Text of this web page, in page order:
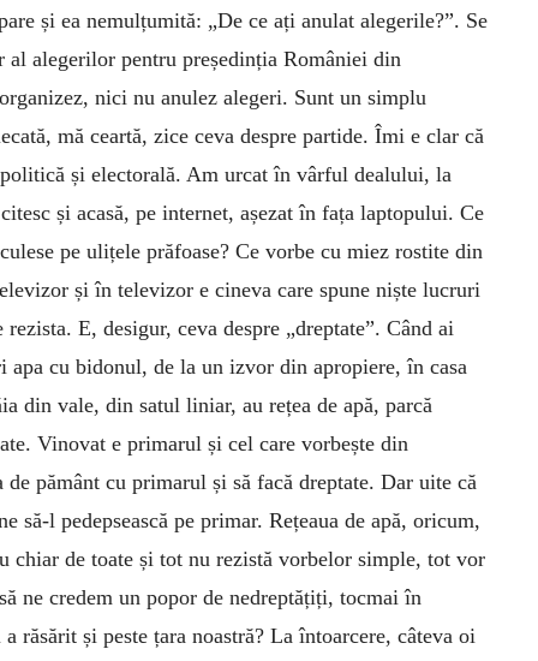
și ea nemulțumită: „De ce ați anulat alegerile?”. Se
alegerilor pentru președinția României din
nici nu anulez alegeri. Sunt un simplu
mă ceartă, zice ceva despre partide. Îmi e clar că
și electorală. Am urcat în vârful dealului, la
și acasă, pe internet, așezat în fața laptopului. Ce
pe ulițele prăfoase? Ce vorbe cu miez rostite din
și în televizor e cineva care spune niște lucruri
E, desigur, ceva despre „dreptate”. Când ai
apa cu bidonul, de la un izvor din apropiere, în casa
din vale, din satul liniar, au rețea de apă, parcă
Vinovat e primarul și cel care vorbește din
pământ cu primarul și să facă dreptate. Dar uite că
să-l pedepsească pe primar. Rețeaua de apă, oricum,
chiar de toate și tot nu rezistă vorbelor simple, tot vor
ne credem un popor de nedreptățiți, tocmai în
răsărit și peste țara noastră? La întoarcere, câteva oi